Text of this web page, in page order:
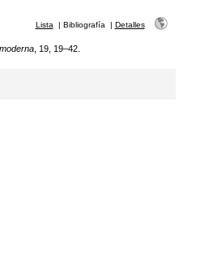
Lista | Bibliografía | Detalles
, 19, 19–42.